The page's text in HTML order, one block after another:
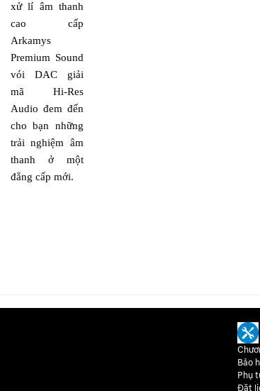
xử lí âm thanh
cao cấp
Arkamys
Premium Sound
vói DAC giải
mã Hi-Res
Audio đem đến
cho bạn những
trải nghiệm âm
thanh ở một
đẳng cấp mới.
Bảo
Phụ
Đặt